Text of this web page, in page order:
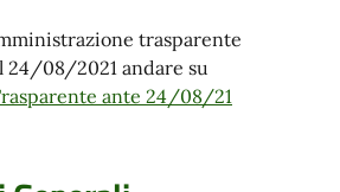
trasparente
24/08/2021 andare su
ante 24/08/21